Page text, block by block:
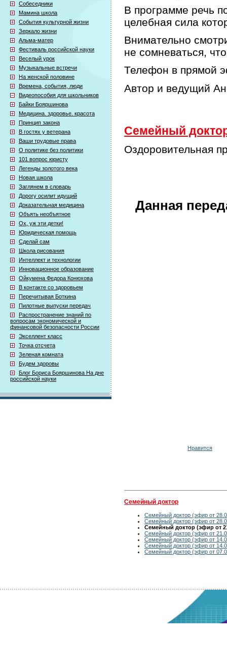
Собеседники
Мамина школа
События культурной жизни
Зеркало жизни
Альма-матер
Фестиваль российской науки
Веселый урок
Музыкальные встречи
На женской половине
Времена, события, люди
Видеопособия для школьников
Байки Бояршинова
Медицина. здоровье. красота
Принцип закона
В гостях у ветерана
Ваши трудовые права
О политике без политики
101 вопрос юристу
Легенды золотого века
Новая школа
Заглянем в словарь
Дорогу осилит идущий
Доказательная медицина
Объять необъятное
Ох, уж эти детки!
Юридическая помощь
Сделай сам
Школа рисования
Интеллект и технологии
Инновационное образование
Ойкумена Федора Конюхова
В контакте со здоровьем
Перечитывая Боткина
Пилотные выпуски передач
Распространение знаний по
вопросам экономической и
финансовой безопасности России
Экселлент класс
Точка отсчета
Зеленая комната
Будем здоровы
Блог Бориса Бояршинова На дне
российской науки
В программе речь
целебная сила
Внимательно
не сомневаться,
Телефон в прямой
Автор и ведущий
Семейный
Оздоровительная
Данная
Нравится
Семейный доктор
Семейный доктор (эфир от
Семейный доктор (эфир от
Семейный доктор (эфир от
Семейный доктор (эфир от
Семейный доктор (эфир от
Семейный доктор (эфир от
Семейный доктор (эфир от